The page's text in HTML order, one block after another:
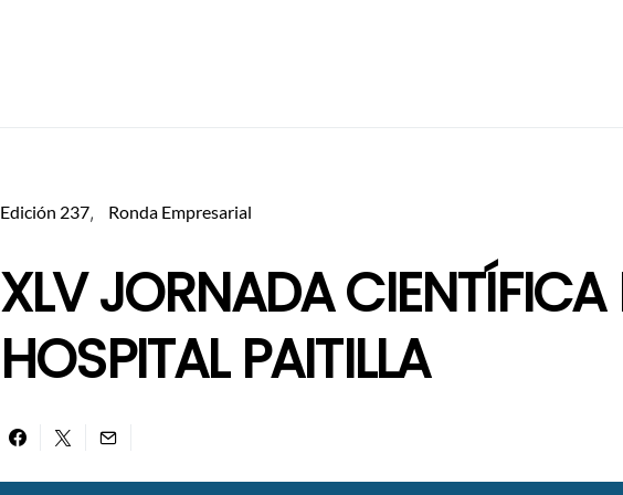
Edición 237 Ronda Empresarial
XLV JORNADA CIENTÍFICA
HOSPITAL PAITILLA